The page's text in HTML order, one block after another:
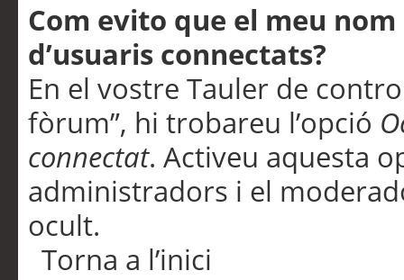
Com evito que el meu
d’usuaris connectats?
En el vostre Tauler de
fòrum”, hi trobareu l’opció
connectat. Activeu aquesta
administradors i el
ocult.
Torna a l’inici